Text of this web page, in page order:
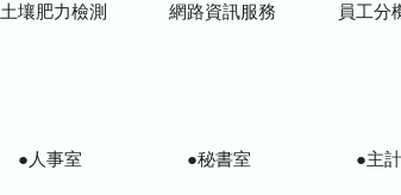
土壤肥力檢測 網路資訊服務 員工分
●人事室 ●秘書室 ●主